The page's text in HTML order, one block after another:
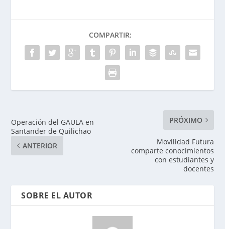
COMPARTIR:
Operación del GAULA en
Santander de Quilichao
ANTERIOR
PRÓXIMO
Movilidad Futura
comparte conocimientos
con estudiantes y
docentes
SOBRE EL AUTOR